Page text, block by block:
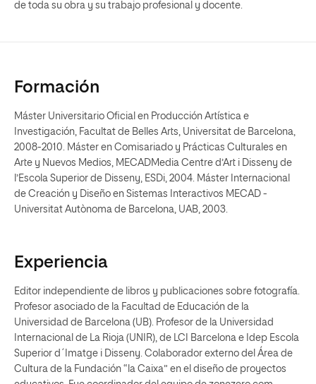
de toda su obra y su trabajo profesional y docente.
Formación
Máster Universitario Oficial en Producción Artística e
Investigación, Facultat de Belles Arts, Universitat de Barcelona,
2008-2010. Máster en Comisariado y Prácticas Culturales en
Arte y Nuevos Medios, MECADMedia Centre d’Art i Disseny de
l’Escola Superior de Disseny, ESDi, 2004. Máster Internacional
de Creación y Diseño en Sistemas Interactivos MECAD -
Universitat Autònoma de Barcelona, UAB, 2003.
Experiencia
Editor independiente de libros y publicaciones sobre fotografía.
Profesor asociado de la Facultad de Educación de la
Universidad de Barcelona (UB). Profesor de la Universidad
Internacional de La Rioja (UNIR), de LCI Barcelona e Idep Escola
Superior d´Imatge i Disseny. Colaborador externo del Área de
Cultura de la Fundación “la Caixa” en el diseño de proyectos